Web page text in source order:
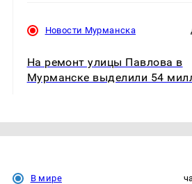
Новости Мурманска
На ремонт улицы Павлова в
Мурманске выделили 54
В мире